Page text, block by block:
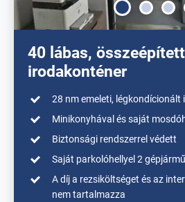
40 lábas, összeépített
irodakonténer
28 nm emeleti, légkondícionált
Minikonyhával és saját
Biztonsági rendszerrel védett
Saját parkolóhellyel 2
A díj a rezsiköltséget és az
nem tartalmazza